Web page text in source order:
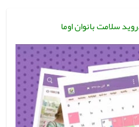
سلامت بانوان اوما